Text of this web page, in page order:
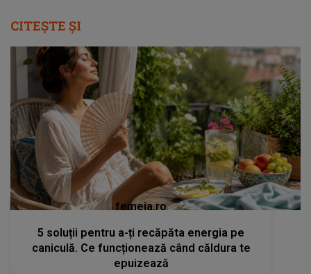
CITEȘTE ȘI
femeia.ro
5 soluții pentru a-ți recăpăta energia pe
caniculă. Ce funcționează când căldura te
epuizează